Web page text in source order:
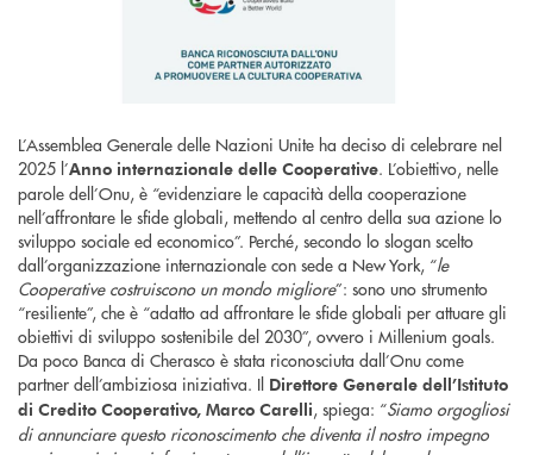
L’Assemblea Generale delle Nazioni Unite ha deciso di celebrare nel
2025 l’Anno internazionale delle Cooperative. L’obiettivo, nelle
parole dell’Onu, è “evidenziare le capacità della cooperazione
nell’affrontare le sfide globali, mettendo al centro della sua azione lo
sviluppo sociale ed economico”. Perché, secondo lo slogan scelto
dall’organizzazione internazionale con sede a New York, “le
Cooperative costruiscono un mondo migliore”: sono uno strumento
“resiliente”, che è “adatto ad affrontare le sfide globali per attuare gli
obiettivi di sviluppo sostenibile del 2030”, ovvero i Millenium goals.
Da poco Banca di Cherasco è stata riconosciuta dall’Onu come
partner dell’ambiziosa iniziativa. Il Direttore Generale dell’Istituto
di Credito Cooperativo, Marco Carelli, spiega: “Siamo orgogliosi
di annunciare questo riconoscimento che diventa il nostro impegno